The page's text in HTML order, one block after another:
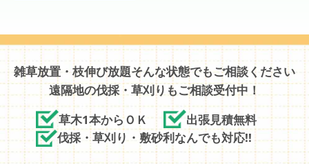
雑草放置・枝伸び放題そんな状態でもご相談ください
遠隔地の伐採・草刈りもご相談受付中！
草木1本からＯＫ
出張見積無料
伐採・草刈り・敷砂利なんでも対応!!